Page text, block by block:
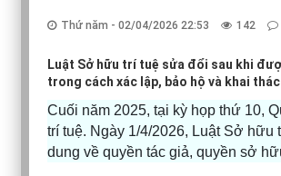
Thứ năm - 02/04/2026 22:53 142
Luật Sở hữu trí tuệ sửa đổi sau khi
trong cách xác lập, bảo hộ và khai
Cuối năm 2025, tại kỳ họp thứ 10,
trí tuệ. Ngày 1/4/2026, Luật Sở
dung về quyền tác giả, quyền sở